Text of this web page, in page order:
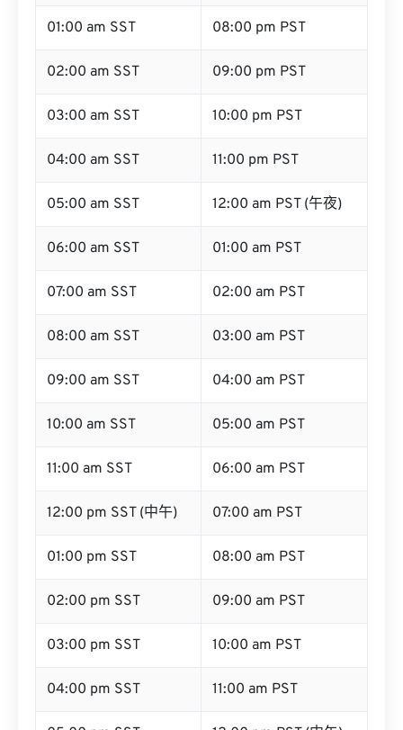
01:00 am SST 08:00 pm PST
02:00 am SST 09:00 pm PST
03:00 am SST 10:00 pm PST
04:00 am SST 11:00 pm PST
05:00 am SST 12:00 am PST (午夜)
06:00 am SST 01:00 am PST
07:00 am SST 02:00 am PST
08:00 am SST 03:00 am PST
09:00 am SST 04:00 am PST
10:00 am SST 05:00 am PST
11:00 am SST 06:00 am PST
12:00 pm SST (中午) 07:00 am PST
01:00 pm SST 08:00 am PST
02:00 pm SST 09:00 am PST
03:00 pm SST 10:00 am PST
04:00 pm SST 11:00 am PST